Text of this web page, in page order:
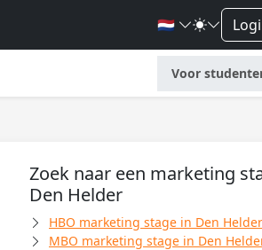
🇳🇱
Voor
Zoek naar een marketing
Den Helder
HBO marketing stage in Den Helder
MBO marketing stage in Den